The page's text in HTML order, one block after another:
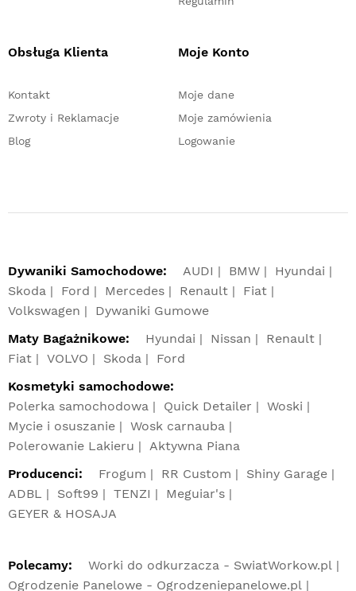
Obsługa Klienta
Kontakt
Zwroty i Reklamacje
Blog
Moje Konto
Moje dane
Moje zamówienia
Logowanie
Dywaniki Samochodowe: AUDI BMW
Hyundai
Skoda
Ford Mercedes Renault
Fiat
Volkswagen
Dywaniki Gumowe
Maty Bagażnikowe:
Hyundai Nissan
Renault
Fiat
VOLVO Skoda
Ford
Kosmetyki samochodowe:
Polerka samochodowa
Quick Detailer
Woski
Mycie i osuszanie
Wosk carnauba
Polerowanie Lakieru
Aktywna Piana
Producenci:
Frogum RR Custom
Shiny Garage
ADBL
Soft99 TENZI
Meguiar's
GEYER & HOSAJA
Polecamy:
Worki do odkurzacza - SwiatWorkow.pl
Ogrodzenie Panelowe - Ogrodzeniepanelowe.pl